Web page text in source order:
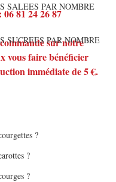
SALEES PAR NOMBRE
SUCREES PAR NOMBRE
?
?
?
81 24 26 87
sur notre
vous faire bénéficier
immédiate de 5 €.